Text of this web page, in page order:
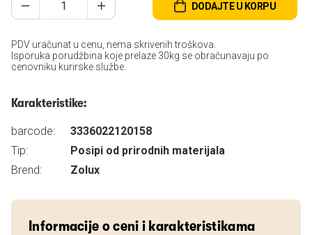
DODAJTE U KORPU
PDV uračunat u cenu, nema skrivenih troškova.
Isporuka porudžbina koje prelaze 30kg se obračunavaju po
cenovniku kurirske službe.
Karakteristike:
barcode:
3336022120158
Tip:
Posipi od prirodnih materijala
Brend:
Zolux
Informacije o ceni i karakteristikama